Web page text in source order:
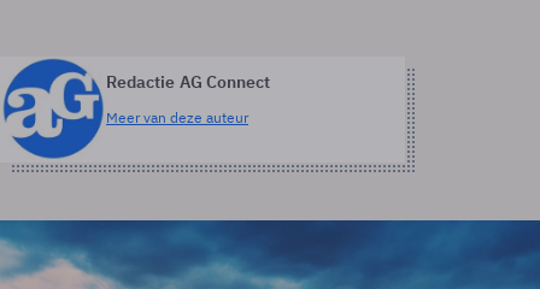
Redactie AG Connect
Meer van deze auteur